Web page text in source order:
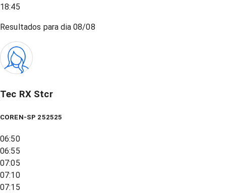
18:45
Resultados para dia08/08
Tec RX Stcr
COREN-SP 252525
06:50
06:55
07:05
07:10
07:15